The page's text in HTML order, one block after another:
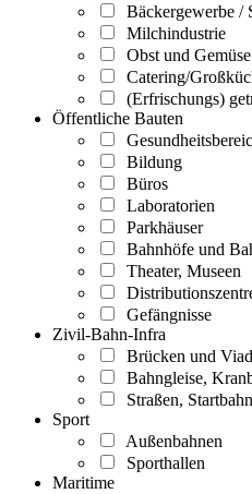
Bäckergewerbe /
Milchindustrie
Obst und Gemüse
Catering/
(Erfrischungs)
Öffentliche Bauten
Bildung
Büros
Laboratorien
Parkhäuser
Bahnhöfe und
Theater, Museen
Gefängnisse
Zivil-Bahn-Infra
Brücken und
Bahngleise,
Straßen,
Sport
Außenbahnen
Sporthallen
Maritime